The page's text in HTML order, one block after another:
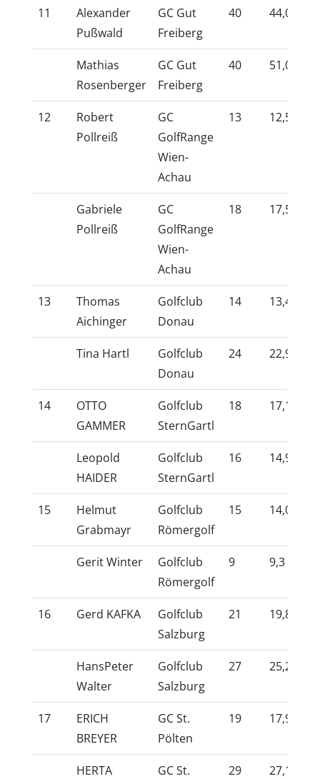
11
Alexander
Pußwald
GC Gut
Freiberg
40 44,0
Mathias
Rosenberger
GC Gut
Freiberg
40 51,0
12
Robert
Pollreiß
GC
GolfRange
Wien-
Achau
13 12,5
Gabriele
Pollreiß
GC
GolfRange
Wien-
Achau
18 17,5
13
Thomas
Aichinger
Golfclub
Donau
14 13,4
Tina Hartl
Golfclub
Donau
24 22,9
14
OTTO
GAMMER
Golfclub
SternGartl
18 17,1
Leopold
HAIDER
Golfclub
SternGartl
16 14,9
15
Helmut
Grabmayr
Golfclub
Römergolf
15 14,0
Gerit Winter
Golfclub
Römergolf
9 9,3
16 Gerd KAFKA
Golfclub
Salzburg
21 19,8
HansPeter
Walter
Golfclub
Salzburg
27 25,2
17
ERICH
BREYER
GC St.
Pölten
19 17,9
HERTA
GC St.
29 27,1